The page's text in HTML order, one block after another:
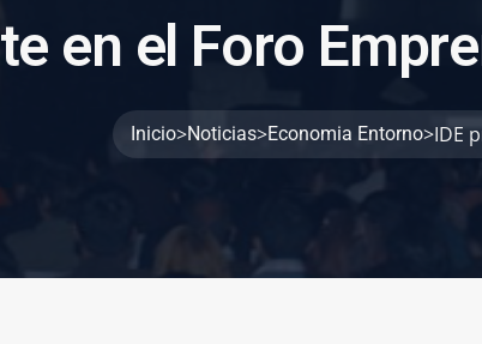
te en el Foro Empre
Inicio>Noticias>Economia Entorno>IDE